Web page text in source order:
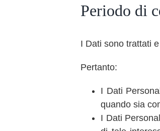
Periodo di
I Dati sono trattati
Pertanto:
I Dati
quando sia
I Dati